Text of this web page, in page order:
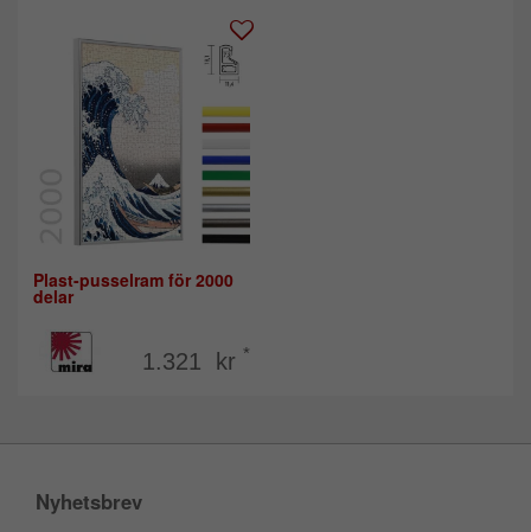
Plast-pusselram för 2000
delar
1.321 kr *
Nyhetsbrev